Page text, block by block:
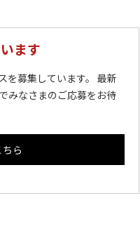
ます
を募集しています。 最新
みなさまのご応募をお待
ら